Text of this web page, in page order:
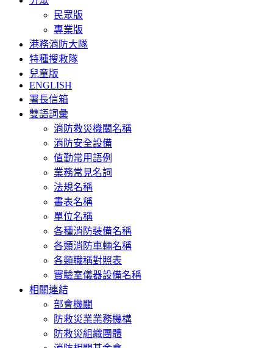
民眾版
專業版
港務消防大隊
特種搜救隊
兒童版
ENGLISH
署長信箱
雙語詞彙
消防救災機關名稱
消防安全設備
值勤常用語例
業務常見名詞
法規名稱
書表名稱
單位名稱
各種消防裝備名稱
各類消防車輛名稱
各類職稱對照表
實驗室儀器設備名稱
相關連結
部會機關
防救災業業務機構
防救災組織團體